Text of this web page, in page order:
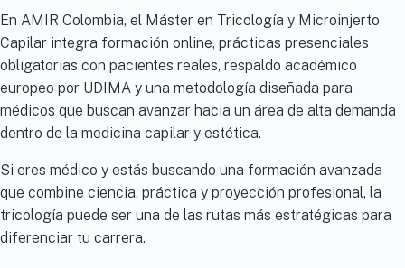
En AMIR Colombia, el Máster en Tricología y Microinjerto
Capilar integra formación online, prácticas presenciales
obligatorias con pacientes reales, respaldo académico
europeo por UDIMA y una metodología diseñada para
médicos que buscan avanzar hacia un área de alta demanda
dentro de la medicina capilar y estética.
Si eres médico y estás buscando una formación avanzada
que combine ciencia, práctica y proyección profesional, la
tricología puede ser una de las rutas más estratégicas para
diferenciar tu carrera.